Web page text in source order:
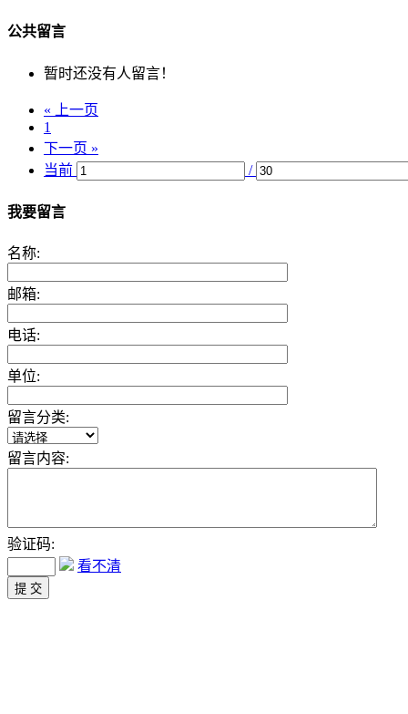
公共留言
暂时还没有人留言！
« 上一页
1
下一页 »
当前
/
我要留言
名称:
邮箱:
电话:
单位:
留言分类:
留言内容:
验证码:
看不清